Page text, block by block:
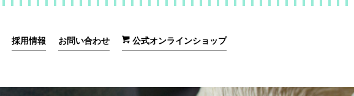
採用情報 お問い合わせ 公式オンラインショップ